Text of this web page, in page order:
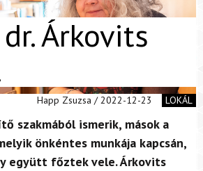
Árkovits
Happ Zsuzsa / 2022-12-23 LOKÁL
szakmából ismerik, mások a
önkéntes munkája kapcsán,
együtt főztek vele. Árkovits